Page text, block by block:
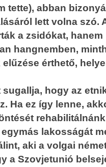
tette), abban
lett volna szó.
a zsidókat,
hangnemben,
érthető,
hogy az
Ha ez így lenne,
lakosságát
aki a volgai
a Szovjetunió